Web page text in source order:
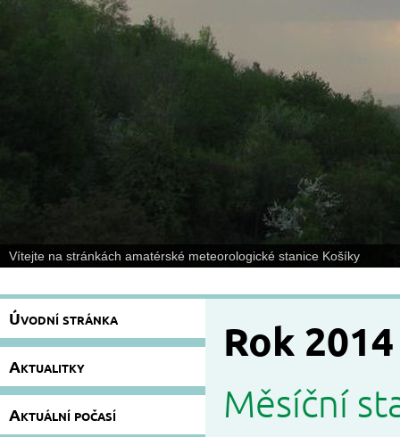
Vítejte na stránkách amatérské meteorologické stanice Košíky
Úvodní stránka
Aktualitky
Aktuální počasí
Rok
Měsíční